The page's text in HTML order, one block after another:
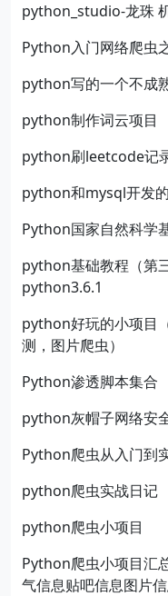
python_studio-龙珠
Python入门网络爬虫
python写的一个不成
python制作词云项目
python刷leetcode记
python和mysql开发
Python国家自然科学
python基础教程（第
python3.6.1
python好玩的小项目
测，图片爬虫）
Python渗透脚本集合
python灰帽子网络安
Python爬虫从入门到
python爬虫实战日记
python爬虫小项目
Python爬虫小项目汇
气信息贴吧信息图片信